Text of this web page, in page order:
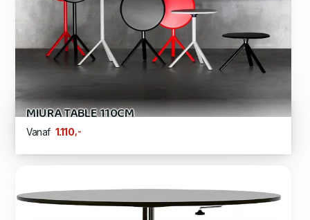
MIURA TABLE 110CM
Vanaf 1.110 ,-